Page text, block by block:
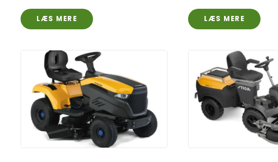
LÆS MERE LÆS MERE